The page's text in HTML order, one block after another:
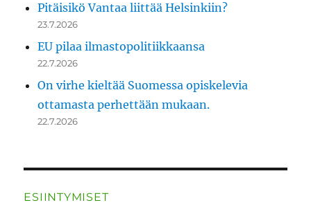
Pitäisikö Vantaa liittää Helsinkiin?
23.7.2026
EU pilaa ilmastopolitiikkaansa
22.7.2026
On virhe kieltää Suomessa opiskelevia
ottamasta perhettään mukaan.
22.7.2026
ESIINTYMISET